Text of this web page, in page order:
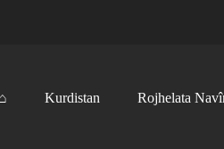
⌂ Kurdistan Rojhelata